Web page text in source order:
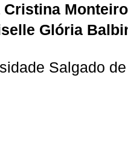
Cristina Monteiro
Glória
Salgado